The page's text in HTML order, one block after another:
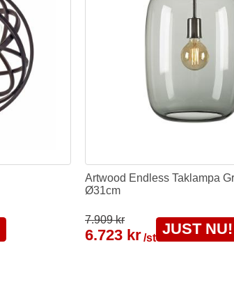
Artwood Endless Taklampa
Ø31cm
7.909 kr
6.723 kr/st
JUST NU!